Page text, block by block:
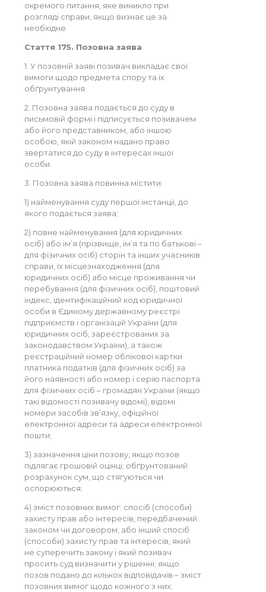
окремого питання, яке виникло при
розгляді справи, якщо визнає це за
необхідне.
Стаття 175. Позовна заява
1. У позовній заяві позивач викладає свої
вимоги щодо предмета спору та їх
обґрунтування.
2. Позовна заява подається до суду в
письмовій формі і підписується позивачем
або його представником, або іншою
особою, якій законом надано право
звертатися до суду в інтересах іншої
особи.
3. Позовна заява повинна містити:
1) найменування суду першої інстанції, до
якого подається заява;
2) повне найменування (для юридичних
осіб) або ім’я (прізвище, ім’я та по батькові –
для фізичних осіб) сторін та інших учасників
справи, їх місцезнаходження (для
юридичних осіб) або місце проживання чи
перебування (для фізичних осіб), поштовий
індекс, ідентифікаційний код юридичної
особи в Єдиному державному реєстрі
підприємств і організацій України (для
юридичних осіб, зареєстрованих за
законодавством України), а також
реєстраційний номер облікової картки
платника податків (для фізичних осіб) за
його наявності або номер і серію паспорта
для фізичних осіб – громадян України (якщо
такі відомості позивачу відомі), відомі
номери засобів зв’язку, офіційної
електронної адреси та адреси електронної
пошти;
3) зазначення ціни позову, якщо позов
підлягає грошовій оцінці; обґрунтований
розрахунок сум, що стягуються чи
оспорюються;
4) зміст позовних вимог: спосіб (способи)
захисту прав або інтересів, передбачений
законом чи договором, або інший спосіб
(способи) захисту прав та інтересів, який
не суперечить закону і який позивач
просить суд визначити у рішенні; якщо
позов подано до кількох відповідачів – зміст
позовних вимог щодо кожного з них;